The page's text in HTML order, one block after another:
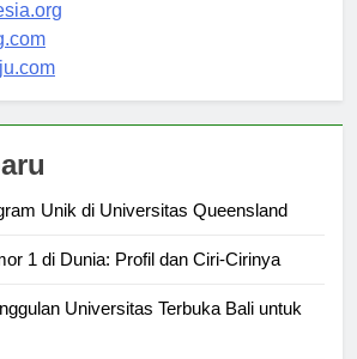
Universitas Terbuka Bali untuk